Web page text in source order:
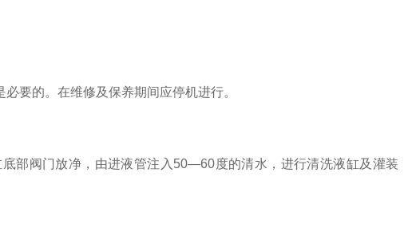
要的。在维修及保养期间应停机进行。
阀门放净，由进液管注入50—60度的清水，进行清洗液缸及灌装